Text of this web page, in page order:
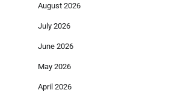
August 2026
July 2026
June 2026
May 2026
April 2026